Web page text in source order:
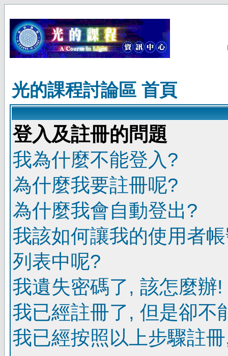
光的課程討論區 首頁
登入及註冊的問題
我為什麼不能登入?
為什麼我要註冊呢?
為什麼我會自動登出?
我該如何讓我的使用者
列表中呢?
我遺失密碼了, 該怎麼辦!
我已經註冊了, 但是卻不
我已經按照以上步驟註